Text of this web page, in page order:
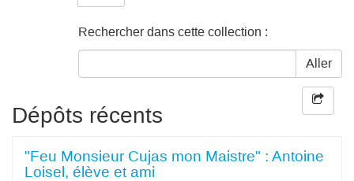
Rechercher dans cette collection :
Aller
Dépôts récents
"Feu Monsieur Cujas mon Maistre" : Antoine
Loisel, élève et ami